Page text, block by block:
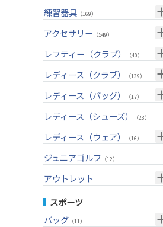
ウェッジ(右用)
パター(右用)
チッパー(右用)（13）
USモデル（56）
カスタム
アウター
グローブ
その他
GPSナビ（33）
距離測定器
（20）
ネームプレート
傘
練習器具 （169）
パターマット（28）
スイング練習器 （114）
アクセサリー （549）
ヘッドカバー（213）
シューズケース （7）
トラベルケース （20）
サングラス
ネックレス
その他
レフティー（クラブ） （40）
クラブセット(左用) （1）
ドライバー(左用)（4）
フェアウェイウッド(左用)
ウェッジ(左用)
パター(左用)
レディース（クラブ） （139）
クラブセット(女性用) （11）
ドライバー(女性用)（20）
フェアウェイウッド(女性用) （28）
ウェッジ(女性用)
レディース（バッグ） （17）
キャディバッグ （12）
クラブケース （2）
レディース（シューズ） （23）
レディース（ウェア） （16）
トップス（5）
レインウェア
ジュニアゴルフ （12）
アウトレット
クラブセット
ドライバー
スポーツ
バッグ （11）